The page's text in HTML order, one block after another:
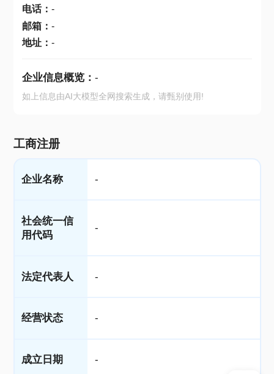
电话： -
邮箱： -
地址： -
企业信息概览： -
如上信息由AI大模型全网搜索生成，请甄别使用!
工商注册
企业名称 -
社会统一信
用代码
-
法定代表人 -
经营状态 -
成立日期 -